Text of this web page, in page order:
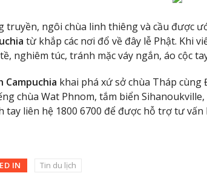
truyền, ngôi chùa linh thiêng và cầu được
từ khắp các nơi đổ về đây lễ Phật. Khi
nghiêm túc, tránh mặc váy ngắn, áo cộc
Campuchia khai phá xứ sở chùa Tháp
chùa Wat Phnom, tắm biển
tay liên hệ 1800 6700 để được hỗ trợ tư vấn
IN Tin du lịch